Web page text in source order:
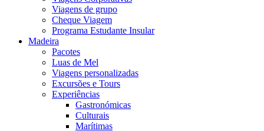
Viagens de grupo
Cheque Viagem
Programa Estudante Insular
Madeira
Pacotes
Luas de Mel
Viagens personalizadas
Excursões e Tours
Experiências
Gastronómicas
Culturais
Marítimas